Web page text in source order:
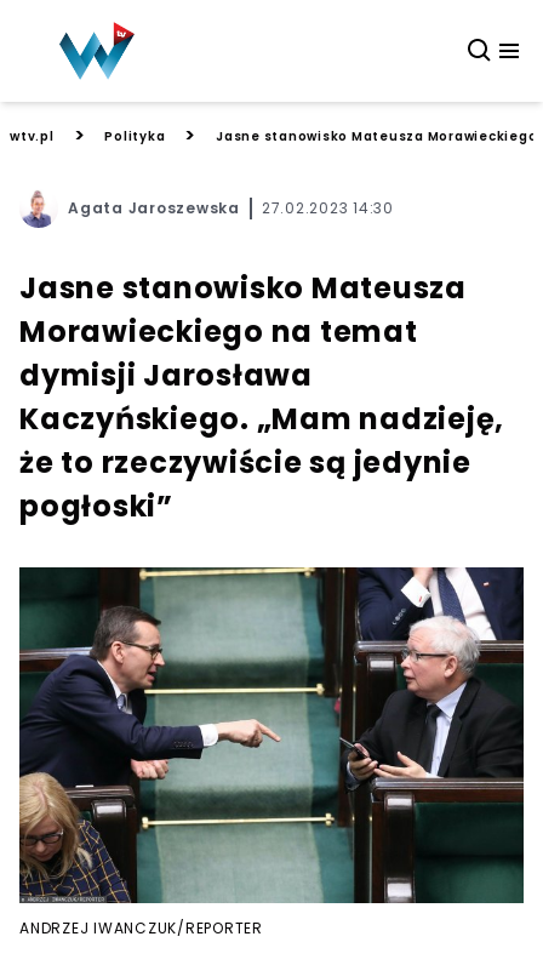
wtv.pl > Polityka > Jasne stanowisko Mateusza Morawieckiego
Agata Jaroszewska 27.02.2023 14:30
Jasne stanowisko Mateusza
Morawieckiego na temat
dymisji Jarosława
Kaczyńskiego. „Mam nadzieję,
że to rzeczywiście są jedynie
pogłoski”
ANDRZEJ IWANCZUK/REPORTER